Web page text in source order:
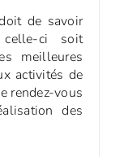
de savoir
ci soit
meilleures
activités de
rendez-vous
des